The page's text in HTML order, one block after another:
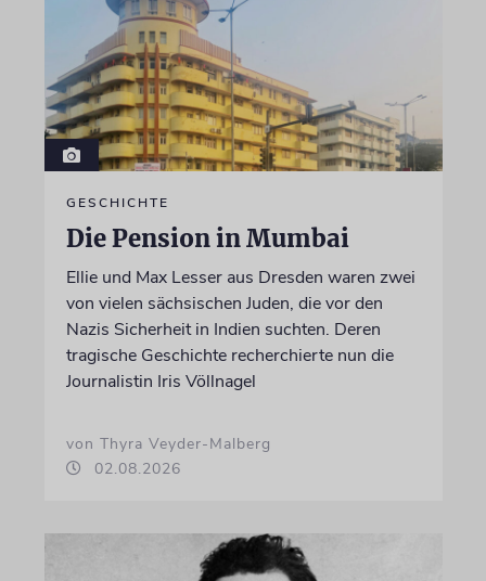
GESCHICHTE
Die Pension in Mumbai
Ellie und Max Lesser aus Dresden waren zwei
von vielen sächsischen Juden, die vor den
Nazis Sicherheit in Indien suchten. Deren
tragische Geschichte recherchierte nun die
Journalistin Iris Völlnagel
von Thyra Veyder-Malberg
02.08.2026